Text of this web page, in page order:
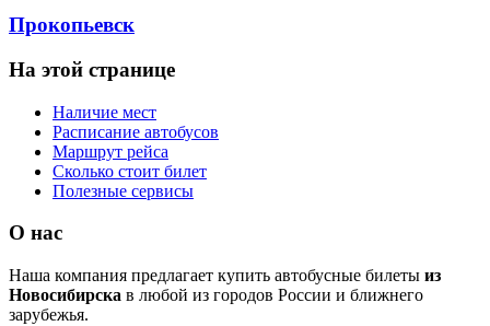
Прокопьевск
На этой странице
Наличие мест
Расписание автобусов
Маршрут рейса
Сколько стоит билет
Полезные сервисы
О нас
Наша компания предлагает купить автобусные билеты из
Новосибирска в любой из городов России и ближнего
зарубежья.